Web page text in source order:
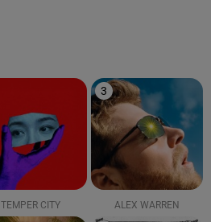
TEMPER CITY
3
ALEX WARREN